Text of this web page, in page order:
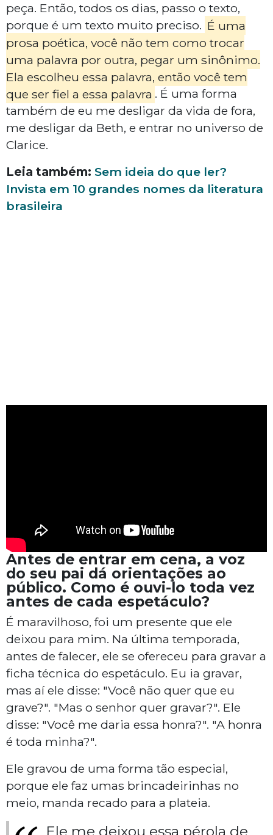
peça. Então, todos os dias, passo o texto,
porque é um texto muito preciso. É uma
prosa poética, você não tem como trocar
uma palavra por outra, pegar um sinônimo.
Ela escolheu essa palavra, então você tem
que ser fiel a essa palavra . É uma forma
também de eu me desligar da vida de fora,
me desligar da Beth, e entrar no universo de
Clarice.
Leia também: Sem ideia do que ler?
Invista em 10 grandes nomes da literatura
brasileira
Antes de entrar em cena, a voz
do seu pai dá orientações ao
público. Como é ouvi-lo toda vez
antes de cada espetáculo?
É maravilhoso, foi um presente que ele
deixou para mim. Na última temporada,
antes de falecer, ele se ofereceu para gravar a
ficha técnica do espetáculo. Eu ia gravar,
mas aí ele disse: "Você não quer que eu
grave?". "Mas o senhor quer gravar?". Ele
disse: "Você me daria essa honra?". "A honra
é toda minha?".
Ele gravou de uma forma tão especial,
porque ele faz umas brincadeirinhas no
meio, manda recado para a plateia.
Ele me deixou essa pérola de